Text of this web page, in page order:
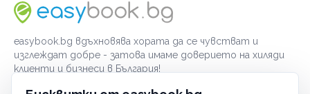
easybook.bg вдъхновява хората да се чувстват и
изглеждат добре - затова имаме доверието на хиляди
клиенти и бизнеси в България!